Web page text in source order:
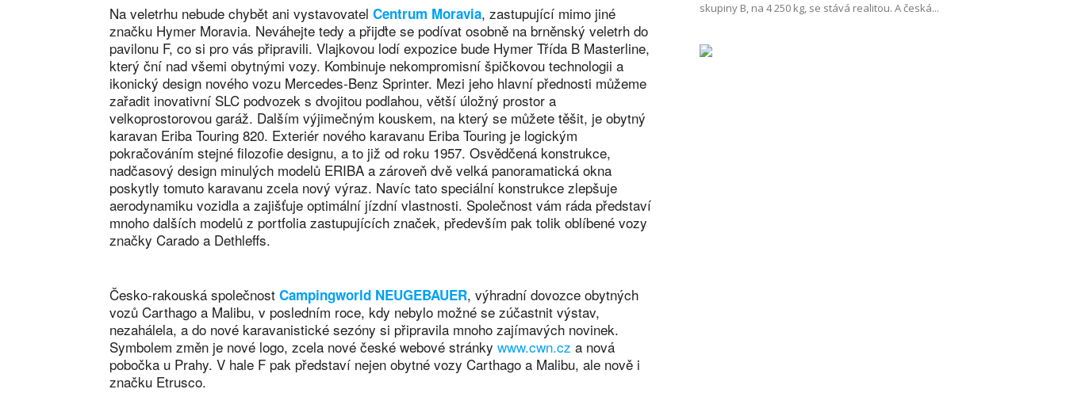
Na veletrhu nebude chybět ani vystavovatel Centrum Moravia, zastupující mimo jiné
značku Hymer Moravia. Neváhejte tedy a přijďte se podívat osobně na brněnský veletrh do
pavilonu F, co si pro vás připravili. Vlajkovou lodí expozice bude Hymer Třída B Masterline,
který ční nad všemi obytnými vozy. Kombinuje nekompromisní špičkovou technologii a
ikonický design nového vozu Mercedes-Benz Sprinter. Mezi jeho hlavní přednosti můžeme
zařadit inovativní SLC podvozek s dvojitou podlahou, větší úložný prostor a
velkoprostorovou garáž. Dalším výjimečným kouskem, na který se můžete těšit, je obytný
karavan Eriba Touring 820. Exteriér nového karavanu Eriba Touring je logickým
pokračováním stejné filozofie designu, a to již od roku 1957. Osvědčená konstrukce,
nadčasový design minulých modelů ERIBA a zároveň dvě velká panoramatická okna
poskytly tomuto karavanu zcela nový výraz. Navíc tato speciální konstrukce zlepšuje
aerodynamiku vozidla a zajišťuje optimální jízdní vlastnosti. Společnost vám ráda představí
mnoho dalších modelů z portfolia zastupujících značek, především pak tolik oblíbené vozy
značky Carado a Dethleffs.
Česko-rakouská společnost Campingworld NEUGEBAUER, výhradní dovozce obytných
vozů Carthago a Malibu, v posledním roce, kdy nebylo možné se zúčastnit výstav,
nezahálela, a do nové karavanistické sezóny si připravila mnoho zajímavých novinek.
Symbolem změn je nové logo, zcela nové české webové stránky www.cwn.cz a nová
pobočka u Prahy. V hale F pak představí nejen obytné vozy Carthago a Malibu, ale nově i
značku Etrusco.
skupiny B, na 4 250 kg, se stává realitou. A česká...